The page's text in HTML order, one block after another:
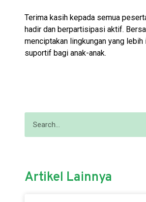
Terima kasih kepada semua
hadir dan berpartisipasi aktif.
menciptakan lingkungan yang
suportif bagi anak-anak.
Artikel Lainnya